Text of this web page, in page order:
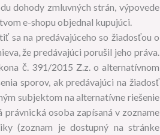
dohody zmluvných strán, výpovede
e-shopu objednal kupujúci.
sa na predávajúceho so žiadosťou o
že predávajúci porušil jeho práva.
č. 391/2015 Z.z. o alternatívnom
sporov, ak predávajúci na žiadosť
subjektom na alternatívne riešenie
osoba zapísaná v zozname
(zoznam je dostupný na stránke